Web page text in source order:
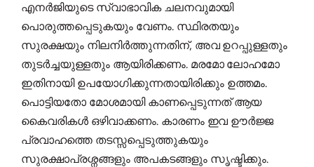
എനർജിയുടെ സ്വാഭാവിക ചലനവുമായി
പൊരുത്തപ്പെടുകയും വേണം. സ്ഥിരതയും
സുരക്ഷയും നിലനിർത്തുന്നതിന്, അവ ഉറപ്പുള്ളതും
തുടർച്ചയുള്ളതും ആയിരിക്കണം. മരമോ ലോഹമോ
ഇതിനായി ഉപയോഗിക്കുന്നതായിരിക്കും ഉത്തമം.
പൊട്ടിയതോ മോശമായി കാണപ്പെടുന്നത് ആയ
കൈവരികൾ ഒഴിവാക്കണം. കാരണം ഇവ ഊർജ്ജ
പ്രവാഹത്തെ തടസ്സപ്പെടുത്തുകയും
സുരക്ഷാപ്രശ്നങ്ങളും അപകടങ്ങളും സൃഷ്ടിക്കും.